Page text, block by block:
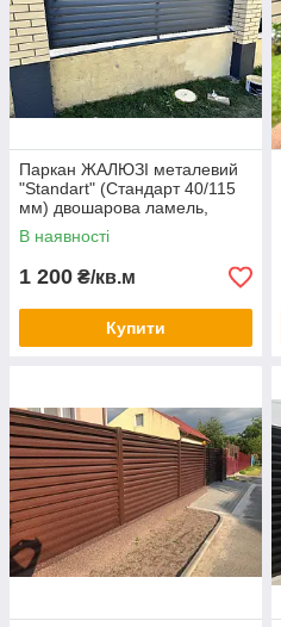
Паркан ЖАЛЮЗІ металевий
"Standart" (Стандарт 40/115
мм) двошарова ламель,
двостороннє покриття
В наявності
1 200 ₴/кв.м
Купити